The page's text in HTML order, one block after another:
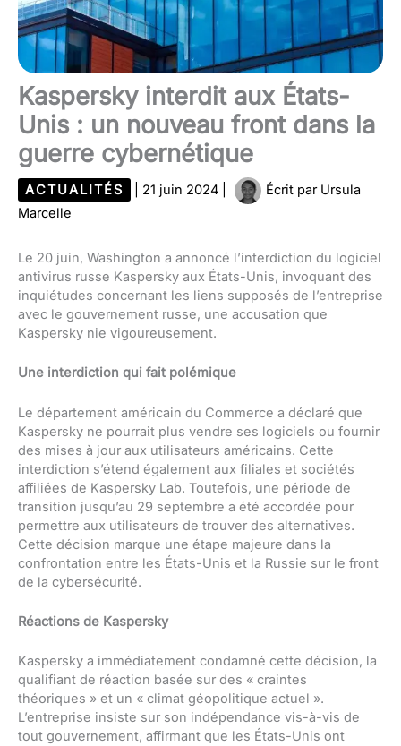
Kaspersky interdit aux États-
Unis : un nouveau front dans la
guerre cybernétique
ACTUALITÉS 21 juin 2024 Écrit par Ursula
Marcelle
Le 20 juin, Washington a annoncé l’interdiction du logiciel
antivirus russe Kaspersky aux États-Unis, invoquant des
inquiétudes concernant les liens supposés de l’entreprise
avec le gouvernement russe, une accusation que
Kaspersky nie vigoureusement.
Une interdiction qui fait polémique
Le département américain du Commerce a déclaré que
Kaspersky ne pourrait plus vendre ses logiciels ou fournir
des mises à jour aux utilisateurs américains. Cette
interdiction s’étend également aux filiales et sociétés
affiliées de Kaspersky Lab. Toutefois, une période de
transition jusqu’au 29 septembre a été accordée pour
permettre aux utilisateurs de trouver des alternatives.
Cette décision marque une étape majeure dans la
confrontation entre les États-Unis et la Russie sur le front
de la cybersécurité.
Réactions de Kaspersky
Kaspersky a immédiatement condamné cette décision, la
qualifiant de réaction basée sur des « craintes
théoriques » et un « climat géopolitique actuel ».
L’entreprise insiste sur son indépendance vis-à-vis de
tout gouvernement, affirmant que les États-Unis ont